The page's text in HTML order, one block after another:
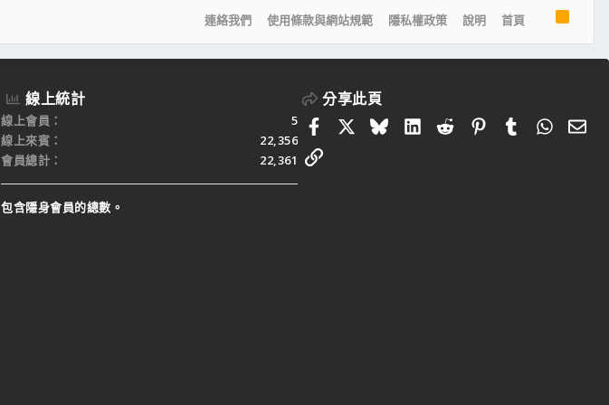
連絡我們 使用條款與網站規範 隱私權政策 說明 首頁
R
S
線上統計
線上會員
5
線上來賓
22,356
會員總計
22,361
包含隱身會員的總數。
分享此頁
FacebookBlueskyLinkedIn
RedditPinterestTumblr 電
連結